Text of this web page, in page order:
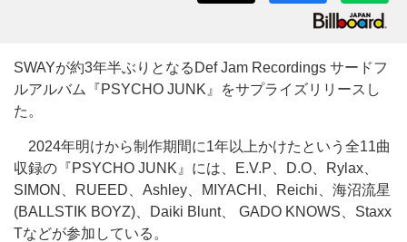
SWAYが約3年半ぶりとなるDef Jam Recordings サードフ
ルアルバム『PSYCHO JUNK』をサプライズリリースし
た。
2024年明けから制作期間に1年以上かけたという全11曲
収録の『PSYCHO JUNK』には、E.V.P、D.O、Rylax、
SIMON、RUEED、Ashley、MIYACHI、Reichi、海沼流星
(BALLSTIK BOYZ)、Daiki Blunt、 GADO KNOWS、Staxx
Tなどが参加している。